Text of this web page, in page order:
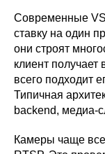
Современные
ставку на один
они строят
клиент
всего подходит
Типичная
backend, медиа-
Камеры чаще